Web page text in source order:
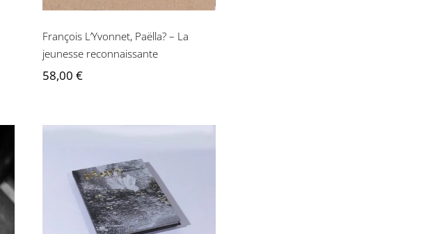
François L’Yvonnet, Paëlla? – La
jeunesse reconnaissante
58,00 €
Murs – Sophie Bassouls,
François L’Yvonnet